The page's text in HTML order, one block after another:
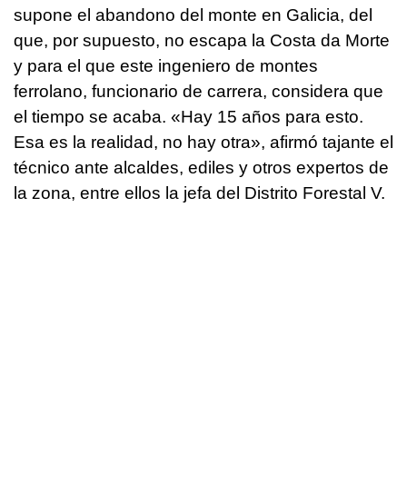
supone el abandono del monte en Galicia, del
que, por supuesto, no escapa la Costa da Morte
y para el que este ingeniero de montes
ferrolano, funcionario de carrera, considera que
el tiempo se acaba. «Hay 15 años para esto.
Esa es la realidad, no hay otra», afirmó tajante el
técnico ante alcaldes, ediles y otros expertos de
la zona, entre ellos la jefa del Distrito Forestal V.